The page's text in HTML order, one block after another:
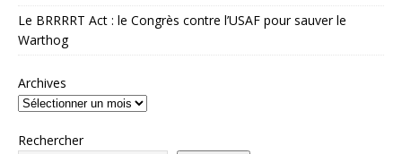
Le BRRRRT Act : le Congrès contre l’USAF pour sauver le
Warthog
Archives
Rechercher